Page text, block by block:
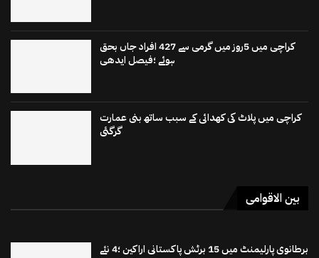
کراچی میں 5روز میں گرمی سے 427 افراد جاں بحق
ہوئے ؛فیصل ایدھی
کراچی میں پلاٹ کی کھدائی کے سبب ساتھ بنی عمارت
گرگئی
بین الاقوامی
برطانوی پارلیمنٹ میں 15 برٹش پاکستانی اراکین ؛4 نئے